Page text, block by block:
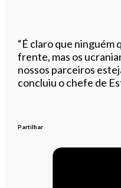
“É claro que ninguém
frente, mas os
nossos parceiros
concluiu o chefe de
Partilhar